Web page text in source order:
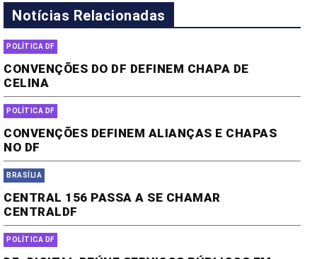
Notícias Relacionadas
POLÍTICA DF
CONVENÇÕES DO DF DEFINEM CHAPA DE
CELINA
POLÍTICA DF
CONVENÇÕES DEFINEM ALIANÇAS E CHAPAS
NO DF
BRASÍLIA
CENTRAL 156 PASSA A SE CHAMAR
CENTRALDF
POLÍTICA DF